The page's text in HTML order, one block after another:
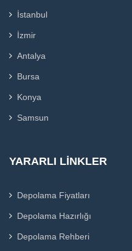
İstanbul
İzmir
Antalya
Bursa
Konya
Samsun
YARARLI LINKLER
Depolama Fiyatları
Depolama Hazırlığı
Depolama Rehberi